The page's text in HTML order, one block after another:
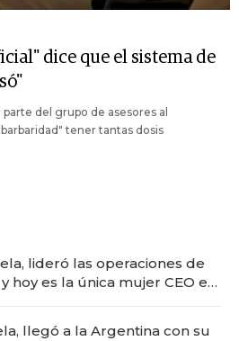
dice que el sistema de
del grupo de asesores al
tener tantas dosis
lideró las operaciones de
hoy es la única mujer CEO en
llegó a la Argentina con su